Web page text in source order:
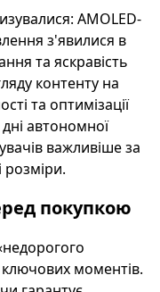
AMOLED-
з'явилися в
та яскравість
контенту на
та оптимізації
автономної
важливіше за
розміри.
покупкою
ключових моментів.